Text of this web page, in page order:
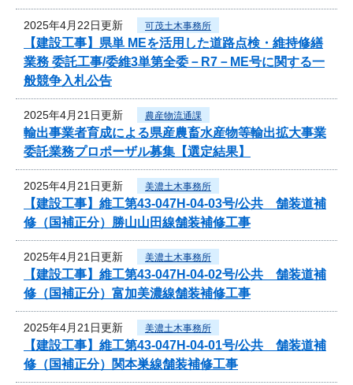
2025年4月22日更新 可茂土木事務所
【建設工事】県単 MEを活用した道路点検・維持修繕
業務 委託工事/委維3単第全委－R7－ME号に関する一
般競争入札公告
2025年4月21日更新 農産物流通課
輸出事業者育成による県産農畜水産物等輸出拡大事業
委託業務プロポーザル募集【選定結果】
2025年4月21日更新 美濃土木事務所
【建設工事】維工第43-047H-04-03号/公共 舗装道補
修（国補正分）勝山山田線舗装補修工事
2025年4月21日更新 美濃土木事務所
【建設工事】維工第43-047H-04-02号/公共 舗装道補
修（国補正分）富加美濃線舗装補修工事
2025年4月21日更新 美濃土木事務所
【建設工事】維工第43-047H-04-01号/公共 舗装道補
修（国補正分）関本巣線舗装補修工事